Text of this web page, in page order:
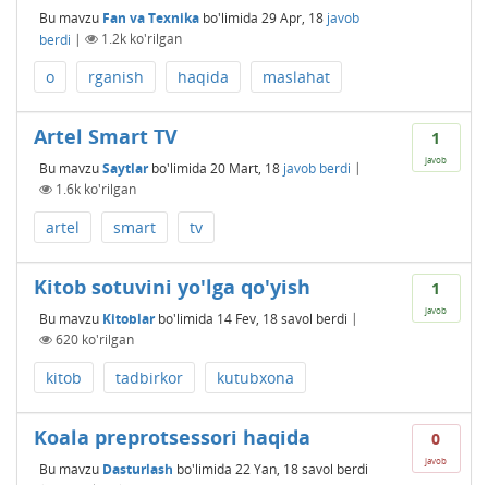
Bu mavzu Fan va Texnika bo'limida 29 Apr, 18 javob
berdi | 1.2k ko'rilgan
o rganish haqida maslahat
1
javob
Artel Smart TV
Bu mavzuSaytlarbo'limida 20 Mart, 18 javob berdi |
1.6k ko'rilgan
artel smart tv
1
javob
Kitob sotuvini yo'lga qo'yish
Bu mavzu Kitoblarbo'limida 14 Fev, 18savol berdi |
620 ko'rilgan
kitob tadbirkor kutubxona
0
javob
Koala preprotsessori haqida
Bu mavzu Dasturlash bo'limida 22 Yan, 18savol berdi